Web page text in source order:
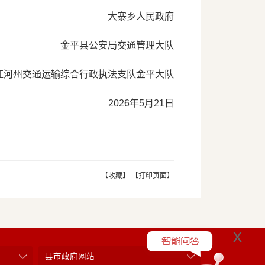
大寨乡人民政府
金平县公安局交通管理大队
河州交通运输综合行政执法支队金平大队
2026年5月21日
【收藏】 【打印页面】
县市政府网站
x